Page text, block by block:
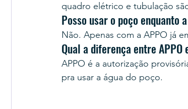
quadro elétrico e tubulação
Posso usar o poço enquanto
Não. Apenas com a APPO já
Qual a diferença entre APPO
APPO é a autorização
pra usar a água do poço.